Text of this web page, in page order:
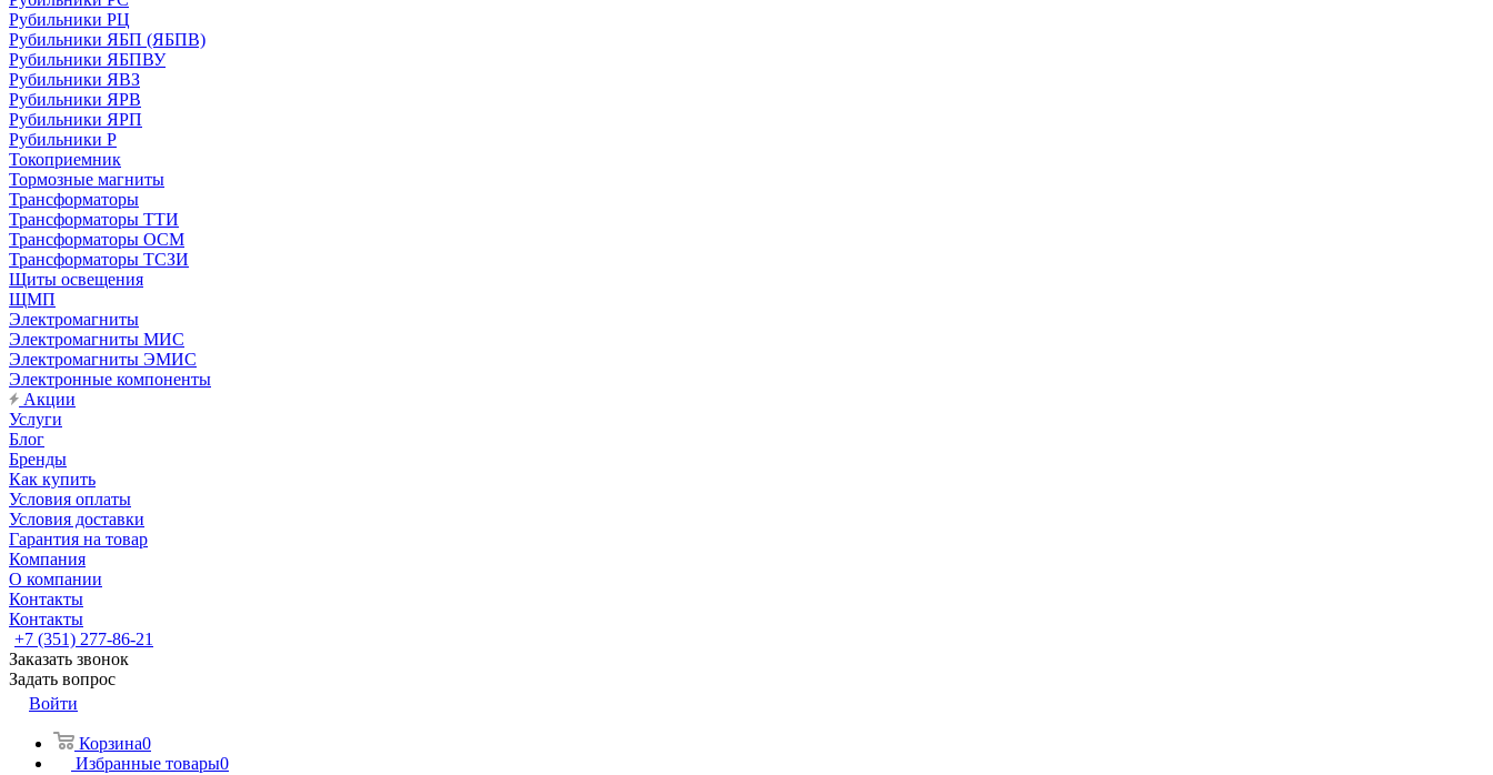
Рубильники РЦ
Рубильники ЯБП (ЯБПВ)
Рубильники ЯБПВУ
Рубильники ЯВЗ
Рубильники ЯРВ
Рубильники ЯРП
Рубильники Р
Токоприемник
Тормозные магниты
Трансформаторы
Трансформаторы ТТИ
Трансформаторы ОСМ
Трансформаторы ТСЗИ
Щиты освещения
ЩМП
Электромагниты
Электромагниты МИС
Электромагниты ЭМИС
Электронные компоненты
Акции
Услуги
Блог
Бренды
Как купить
Условия оплаты
Условия доставки
Гарантия на товар
Компания
О компании
Контакты
Контакты
+7 (351) 277-86-21
Заказать звонок
Задать вопрос
Войти
Корзина0
Избранные товары0